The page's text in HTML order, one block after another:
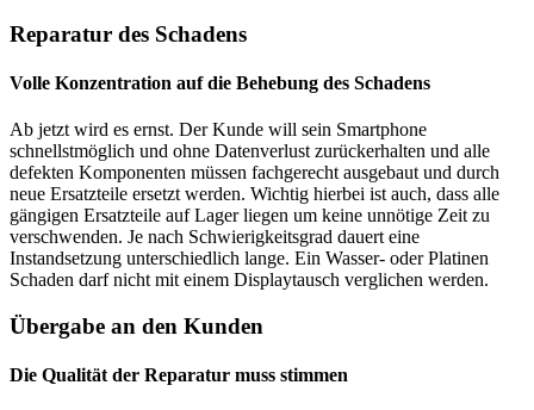
Reparatur des Schadens
Volle Konzentration auf die Behebung des Schadens
Ab jetzt wird es ernst. Der Kunde will sein Smartphone
schnellstmöglich und ohne Datenverlust zurückerhalten und alle
defekten Komponenten müssen fachgerecht ausgebaut und durch
neue Ersatzteile ersetzt werden. Wichtig hierbei ist auch, dass alle
gängigen Ersatzteile auf Lager liegen um keine unnötige Zeit zu
verschwenden. Je nach Schwierigkeitsgrad dauert eine
Instandsetzung unterschiedlich lange. Ein Wasser- oder Platinen
Schaden darf nicht mit einem Displaytausch verglichen werden.
Übergabe an den Kunden
Die Qualität der Reparatur muss stimmen